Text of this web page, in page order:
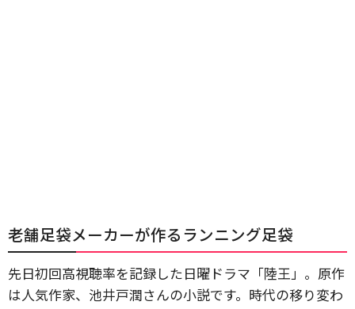
老舗足袋メーカーが作るランニング足袋
先日初回高視聴率を記録した日曜ドラマ「陸王」。原作
は人気作家、池井戸潤さんの小説です。時代の移り変わ